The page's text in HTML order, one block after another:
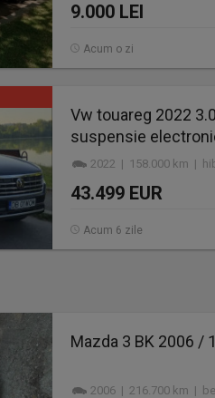
9.000 LEI
Acum o zi
Vw touareg 2022
suspensie
2022 | 158.000 km |
43.499 EUR
Acum 6 zile
Mazda 3 BK 2006 /
2006 | 216.700 km |